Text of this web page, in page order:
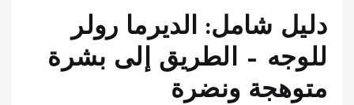
دليل شامل: الديرما رولر
للوجه – الطريق إلى بشرة
متوهجة ونضرة